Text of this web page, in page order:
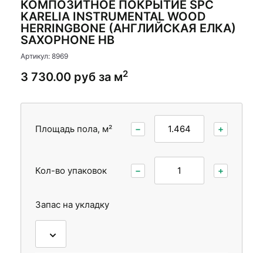
КОМПОЗИТНОЕ ПОКРЫТИЕ SPC
KARELIA INSTRUMENTAL WOOD
HERRINGBONE (АНГЛИЙСКАЯ ЕЛКА)
SAXOPHONE HB
Артикул: 8969
3 730.00 руб за м2
Площадь пола, м² − +
Кол-во упаковок − +
Запас на укладку
Стеновые панели
Межкомнатные двери